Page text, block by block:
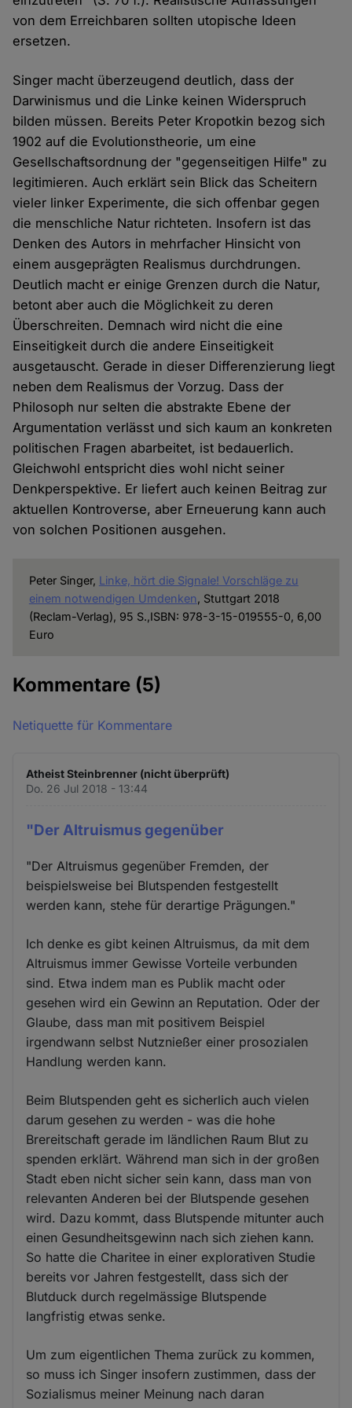
von dem Erreichbaren sollten utopische Ideen
ersetzen.
Singer macht überzeugend deutlich, dass der
Darwinismus und die Linke keinen Widerspruch
bilden müssen. Bereits Peter Kropotkin bezog sich
1902 auf die Evolutionstheorie, um eine
Gesellschaftsordnung der "gegenseitigen Hilfe" zu
legitimieren. Auch erklärt sein Blick das Scheitern
vieler linker Experimente, die sich offenbar gegen
die menschliche Natur richteten. Insofern ist das
Denken des Autors in mehrfacher Hinsicht von
einem ausgeprägten Realismus durchdrungen.
Deutlich macht er einige Grenzen durch die Natur,
betont aber auch die Möglichkeit zu deren
Überschreiten. Demnach wird nicht die eine
Einseitigkeit durch die andere Einseitigkeit
ausgetauscht. Gerade in dieser Differenzierung liegt
neben dem Realismus der Vorzug. Dass der
Philosoph nur selten die abstrakte Ebene der
Argumentation verlässt und sich kaum an konkreten
politischen Fragen abarbeitet, ist bedauerlich.
Gleichwohl entspricht dies wohl nicht seiner
Denkperspektive. Er liefert auch keinen Beitrag zur
aktuellen Kontroverse, aber Erneuerung kann auch
von solchen Positionen ausgehen.
Peter Singer, Linke, hört die Signale! Vorschläge zu
einem notwendigen Umdenken, Stuttgart 2018
(Reclam-Verlag), 95 S.,ISBN: 978-3-15-019555-0, 6,00
Euro
Kommentare (5)
Netiquette für Kommentare
Atheist Steinbrenner (nicht überprüft)
Do. 26 Jul 2018 - 13:44
"Der Altruismus gegenüber
"Der Altruismus gegenüber Fremden, der
beispielsweise bei Blutspenden festgestellt
werden kann, stehe für derartige Prägungen."
Ich denke es gibt keinen Altruismus, da mit dem
Altruismus immer Gewisse Vorteile verbunden
sind. Etwa indem man es Publik macht oder
gesehen wird ein Gewinn an Reputation. Oder der
Glaube, dass man mit positivem Beispiel
irgendwann selbst Nutznießer einer prosozialen
Handlung werden kann.
Beim Blutspenden geht es sicherlich auch vielen
darum gesehen zu werden - was die hohe
Brereitschaft gerade im ländlichen Raum Blut zu
spenden erklärt. Während man sich in der großen
Stadt eben nicht sicher sein kann, dass man von
relevanten Anderen bei der Blutspende gesehen
wird. Dazu kommt, dass Blutspende mitunter auch
einen Gesundheitsgewinn nach sich ziehen kann.
So hatte die Charitee in einer explorativen Studie
bereits vor Jahren festgestellt, dass sich der
Blutduck durch regelmässige Blutspende
langfristig etwas senke.
Um zum eigentlichen Thema zurück zu kommen,
so muss ich Singer insofern zustimmen, dass der
Sozialismus meiner Meinung nach daran